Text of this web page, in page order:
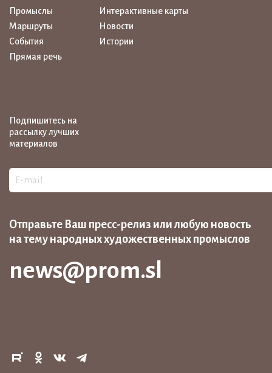
Промыслы
Интерактивные карты
Маршруты
Новости
События
Истории
Прямая речь
Подпишитесь на
рассылку лучших
материалов
Отправьте Ваш пресс-релиз или любую новость
на тему народных художественных промыслов
news@prom.sl